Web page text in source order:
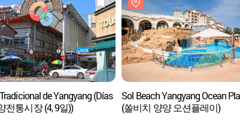
de Yangyang (Días
전통시장 (4, 9일))
Sol Beach Yangyang Ocean
(쏠비치 양양 오션플레이)